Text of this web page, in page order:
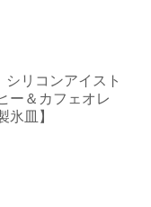
シリコンアイスト
ー＆カフェオレ
氷皿】